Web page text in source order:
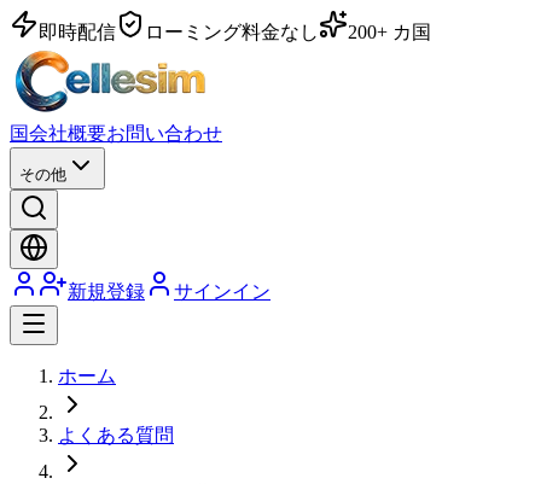
即時配信 ローミング料金なし 200+ カ国
国会社概要お問い合わせ
その他
新規登録 サインイン
ホーム
よくある質問